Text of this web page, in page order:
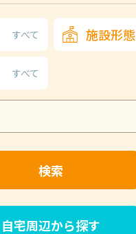
すべて 施設形態
すべて
検索
自宅周辺から探す